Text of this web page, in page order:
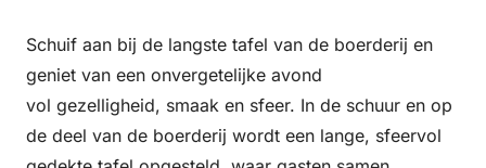
Schuif aan bij de langste tafel van de boerderij en
geniet van een onvergetelijke avond
vol gezelligheid, smaak en sfeer. In de schuur en op
de deel van de boerderij wordt een lange, sfeervol